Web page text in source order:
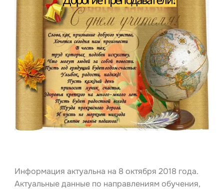
Информация актуальна на 8 октября 2018 года.
Актуальные данные по направлениям обучения,